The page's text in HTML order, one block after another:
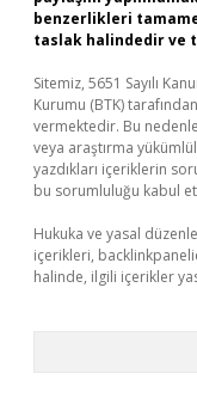
benzerlikleri
taslak halindedir ve
Sitemiz, 5651 Sayılı
Kurumu (BTK)
vermektedir. Bu
veya araştırma
yazdıkları içeriklerin
bu sorumluluğu kabul
Hukuka ve yasal
içerikleri,
halinde, ilgili içerikler